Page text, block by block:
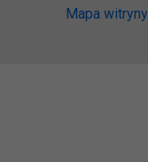
Mapa witryny